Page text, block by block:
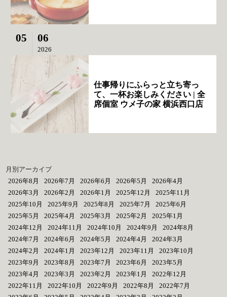
05 06
2026
仕事帰りにふらっと立ち寄っ
て、一杯お楽しみください | 全
席個室 ウメ子の家 横浜西口店
月別アーカイブ
2026年8月
2026年7月 2026年6月 2026年5月
2026年4月
2026年3月
2026年2月 2026年1月 2025年12月
2025年11月
2025年10月
2025年9月 2025年8月 2025年7月
2025年6月
2025年5月
2025年4月 2025年3月 2025年2月
2025年1月
2024年12月
2024年11月 2024年10月 2024年9月
2024年8月
2024年7月
2024年6月 2024年5月 2024年4月
2024年3月
2024年2月
2024年1月 2023年12月 2023年11月
2023年10月
2023年9月
2023年8月 2023年7月 2023年6月
2023年5月
2023年4月
2023年3月 2023年2月 2023年1月
2022年12月
2022年11月
2022年10月 2022年9月 2022年8月
2022年7月